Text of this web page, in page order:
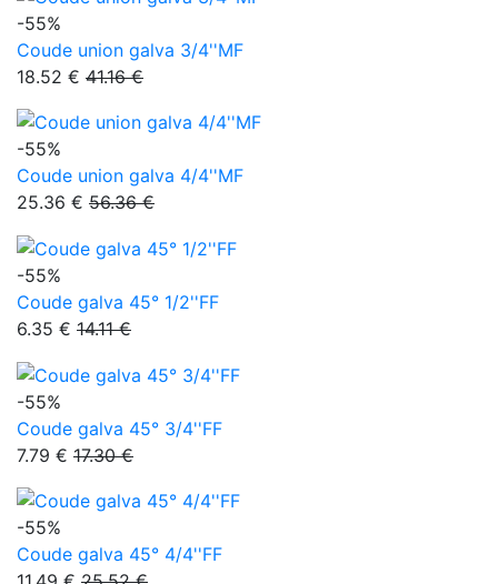
-55%
Coude union galva 3/4''MF
18.52 € 41.16 €
-55%
Coude union galva 4/4''MF
25.36 € 56.36 €
-55%
Coude galva 45° 1/2''FF
6.35 € 14.11 €
-55%
Coude galva 45° 3/4''FF
7.79 € 17.30 €
-55%
Coude galva 45° 4/4''FF